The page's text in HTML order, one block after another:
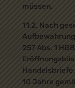
müssen.
11.2. Nach
257 Abs. 1
10 Jahre